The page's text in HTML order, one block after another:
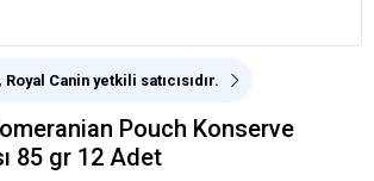
Royal Canin yetkili satıcısıdır.
Pouch Konserve
85 gr 12 Adet